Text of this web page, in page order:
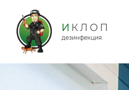
дезинфекция